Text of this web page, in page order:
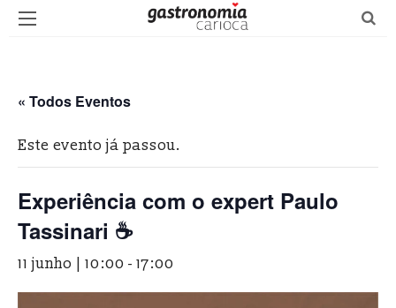
« Todos Eventos
Este evento já passou.
Experiência com o expert Paulo
Tassinari ☕
11 junho | 10:00 - 17:00